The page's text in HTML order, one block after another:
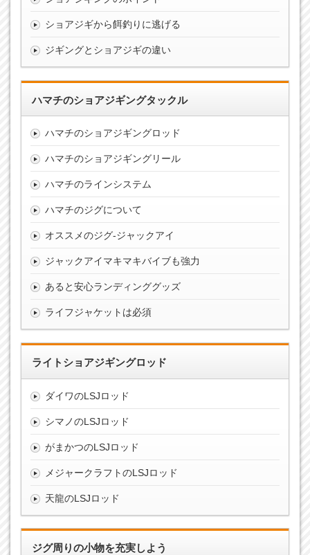
ショアジギから餌釣りに逃げる
ジギングとショアジギの違い
ハマチのショアジギングタックル
ハマチのショアジギングロッド
ハマチのショアジギングリール
ハマチのラインシステム
ハマチのジグについて
オススメのジグ-ジャックアイ
ジャックアイマキマキバイブも強力
あると安心ランディンググッズ
ライフジャケットは必須
ライトショアジギングロッド
ダイワのLSJロッド
シマノのLSJロッド
がまかつのLSJロッド
メジャークラフトのLSJロッド
天龍のLSJロッド
ジグ周りの小物を充実しよう